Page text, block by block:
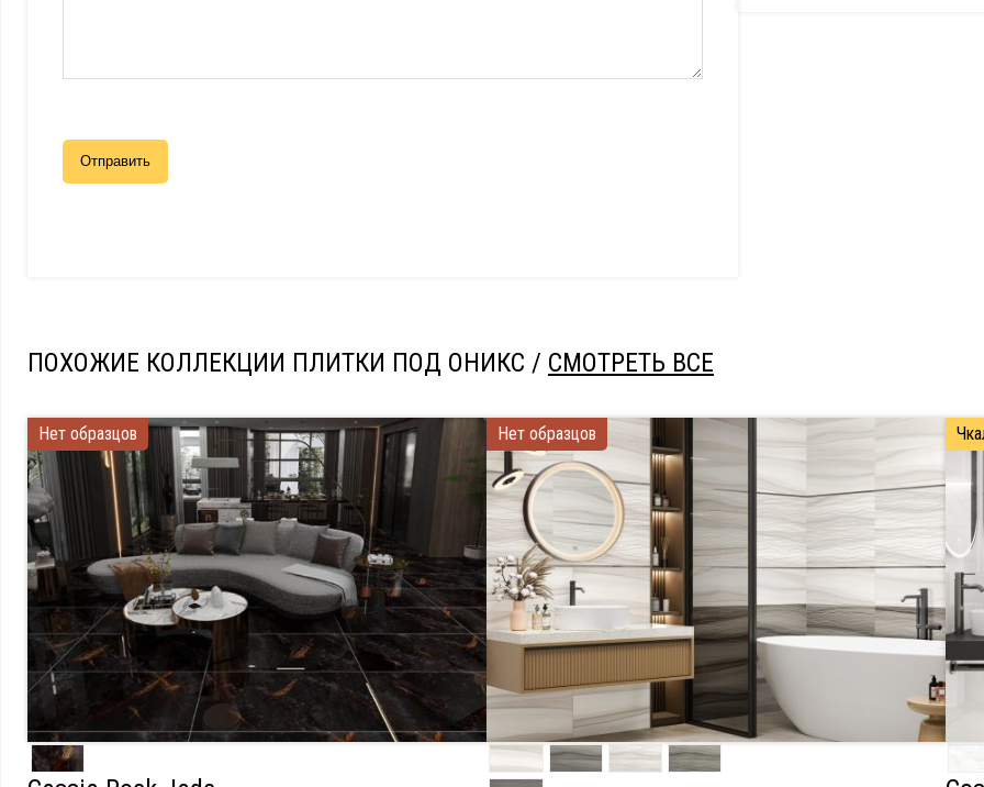
ПОХОЖИЕ КОЛЛЕКЦИИ ПЛИТКИ ПОД ОНИКС / СМОТРЕТЬ ВСЕ
Нет образцов Нет образцов